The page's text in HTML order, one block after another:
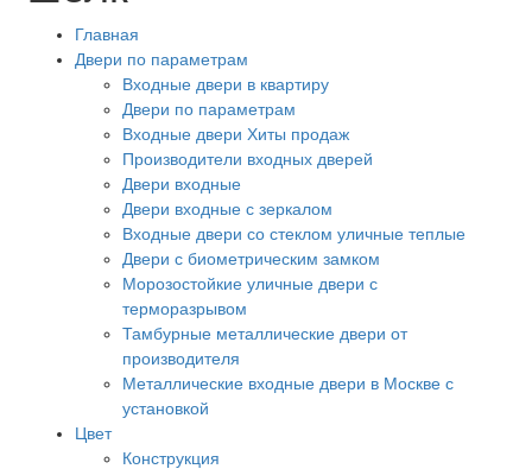
Главная
Двери по параметрам
Входные двери в квартиру
Двери по параметрам
Входные двери Хиты продаж
Производители входных дверей
Двери входные
Двери входные с зеркалом
Входные двери со стеклом уличные теплые
Двери с биометрическим замком
Морозостойкие уличные двери с
терморазрывом
Тамбурные металлические двери от
производителя
Металлические входные двери в Москве с
установкой
Цвет
Конструкция